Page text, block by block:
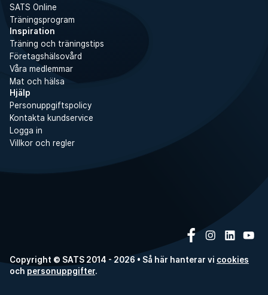
SATS Online
Träningsprogram
Inspiration
Träning och träningstips
Företagshälsovård
Våra medlemmar
Mat och hälsa
Hjälp
Personuppgiftspolicy
Kontakta kundservice
Logga in
Villkor och regler
Copyright © SATS 2014 - 2026 • Så här hanterar vi cookies
och personuppgifter.